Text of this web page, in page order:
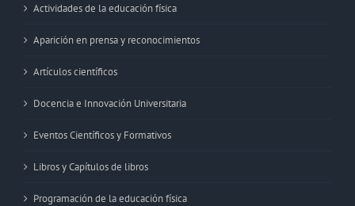
Actividades de la educación física
Aparición en prensa y reconocimientos
Artículos científicos
Docencia e Innovación Universitaria
Eventos Científicos y Formativos
Libros y Capítulos de libros
Programación de la educación física